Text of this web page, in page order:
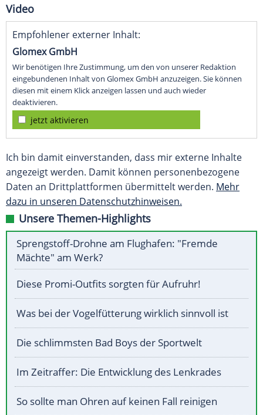
Video
Empfohlener externer Inhalt:
Glomex GmbH
Wir benötigen Ihre Zustimmung, um den von unserer Redaktion
eingebundenen Inhalt von Glomex GmbH anzuzeigen. Sie können
diesen mit einem Klick anzeigen lassen und auch wieder
deaktivieren.
jetzt aktivieren
Ich bin damit einverstanden, dass mir externe Inhalte
angezeigt werden. Damit können personenbezogene
Daten an Drittplattformen übermittelt werden. Mehr
dazu in unseren Datenschutzhinweisen.
Unsere Themen-Highlights
Sprengstoff-Drohne am Flughafen: "Fremde
Mächte" am Werk?
Diese Promi-Outfits sorgten für Aufruhr!
Was bei der Vogelfütterung wirklich sinnvoll ist
Die schlimmsten Bad Boys der Sportwelt
Im Zeitraffer: Die Entwicklung des Lenkrades
So sollte man Ohren auf keinen Fall reinigen